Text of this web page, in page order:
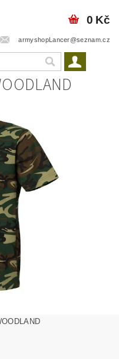
armyshopLancer@seznam.cz
0 Kč